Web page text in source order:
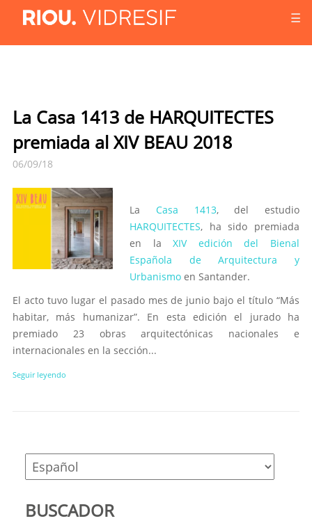
☰
La Casa 1413 de HARQUITECTES
premiada al XIV BEAU 2018
06/09/18
La Casa 1413, del estudio
HARQUITECTES, ha sido premiada
en laXIV edición del Bienal
Española de Arquitectura y
Urbanismoen Santander.
El acto tuvo lugar el pasado mes de junio bajo el título “Más
habitar, más humanizar”. En esta edición el jurado ha
premiado 23 obras arquitectónicas nacionales e
internacionales en la sección...
Seguir leyendo
BUSCADOR